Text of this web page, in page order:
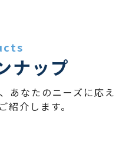
ナップ
あなたのニーズに応え
紹介します。